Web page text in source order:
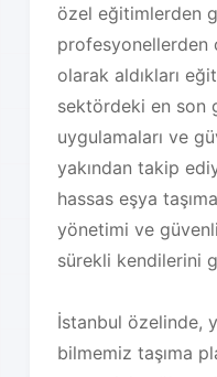
özel eğitimlerden
profesyonellerden
olarak aldıkları
sektördeki en son
uygulamaları ve
yakından takip
hassas eşya
yönetimi ve
sürekli kendilerini
İstanbul özelinde,
bilmemiz taşıma